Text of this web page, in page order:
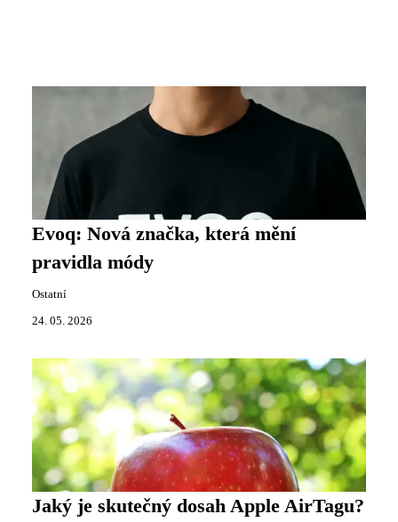
Evoq: Nová značka, která mění
pravidla módy
Ostatní
24. 05. 2026
Jaký je skutečný dosah Apple AirTagu?